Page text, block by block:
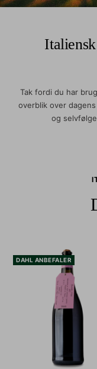
Tak fordi du har
overblik over
og
DAHL ANBEFALER